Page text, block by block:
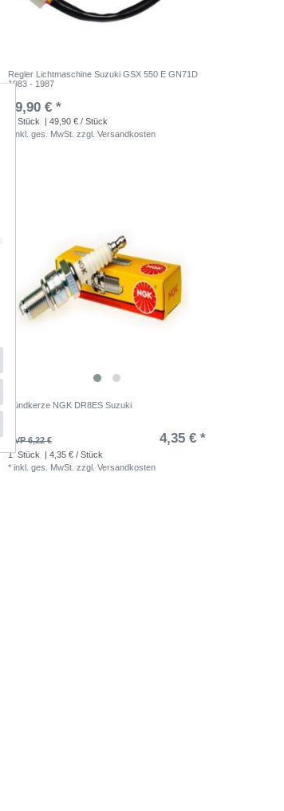
Regler Lichtmaschine Suzuki GSX 550 E GN71D
1983 - 1987
49,90 € *
Stück
| 49,90 € / Stück
inkl. ges. MwSt. zzgl.Versandkosten
Zündkerze NGK DR8ES Suzuki
UVP 6,22 € 4,35 € *
1 Stück
| 4,35 € / Stück
*inkl. ges. MwSt. zzgl.Versandkosten